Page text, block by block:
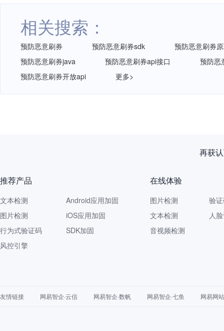
相关搜索：
预防恶意刷券 预防恶意刷券sdk
预防恶意刷券
预防恶意刷券java
预防恶意刷券api接口
预防恶
预防恶意刷券开放api
更多>
再获
推荐产品
文本检测
图片检测
行为式验证码
风控引擎
Android应用加固
iOS应用加固
SDK加固
在线体验
图片检测
文本检测
音视频检测
验
人
友情链接 网易智企·云信 网易智企·数帆 网易智企·七鱼 网易网